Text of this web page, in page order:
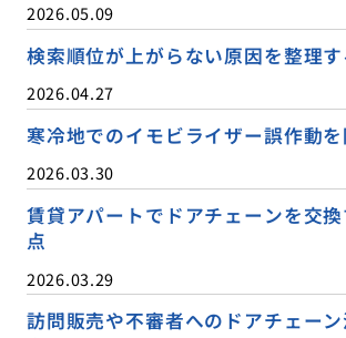
2026.05.09
検索順位が上がらない原因を整理
2026.04.27
寒冷地でのイモビライザー誤作動
2026.03.30
賃貸アパートでドアチェーンを交
点
2026.03.29
訪問販売や不審者へのドアチェー